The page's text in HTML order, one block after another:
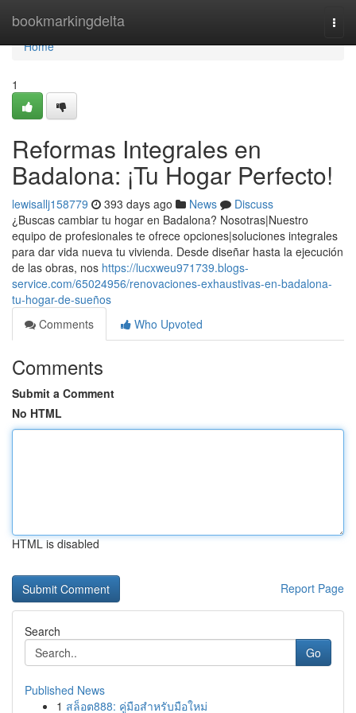
bookmarkingdelta
Home
Home
1
Reformas Integrales en
Badalona: ¡Tu Hogar Perfecto!
lewisallj158779 393 days ago News
Discuss
¿Buscas cambiar tu hogar en Badalona? Nosotras|Nuestro
equipo de profesionales te ofrece opciones|soluciones integrales
para dar vida nueva tu vivienda. Desde diseñar hasta la ejecución
de las obras, nos https://lucxweu971739.blogs-
service.com/65024956/renovaciones-exhaustivas-en-badalona-
tu-hogar-de-sueños
Comments
Who Upvoted
Comments
Submit a Comment
No HTML
HTML is disabled
Report Page
Search
Go
Published News
1 สล็อต888: คู่มือสำหรับมือใหม่